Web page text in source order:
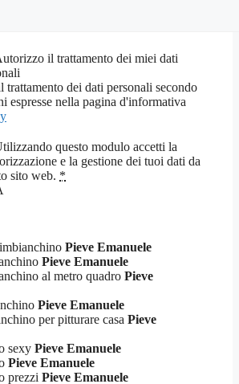
il trattamento dei miei dati
trattamento dei dati personali secondo
espresse nella pagina d'informativa
questo modulo accetti la
e la gestione dei tuoi dati da
sito web. *
Pieve Emanuele
Pieve Emanuele
al metro quadro Pieve
Pieve Emanuele
per pitturare casa Pieve
sexy Pieve Emanuele
Pieve Emanuele
prezzi Pieve Emanuele